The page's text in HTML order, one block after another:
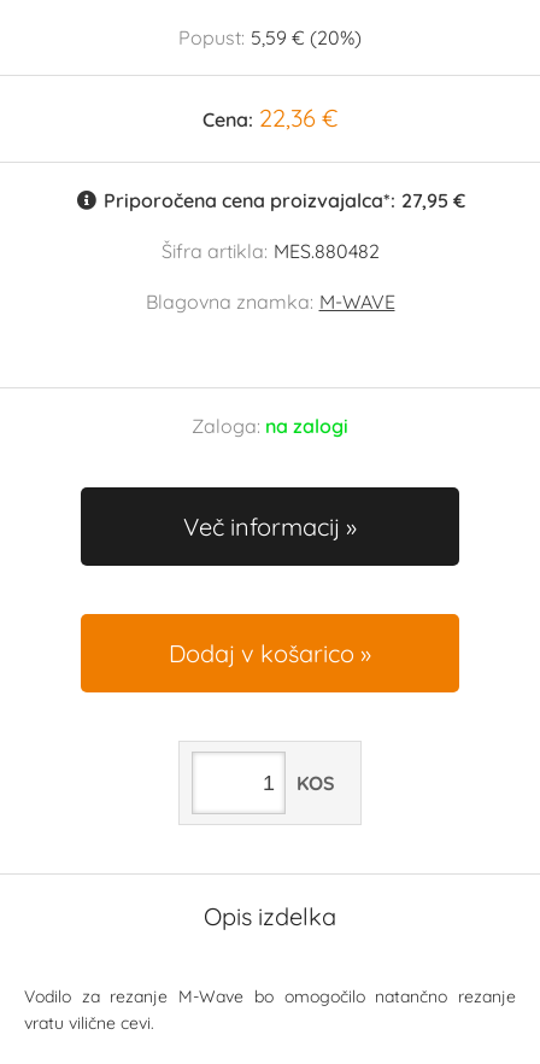
Popust: 5,59 € (20%)
Cena: 22,36 €
Priporočena cena proizvajalca*: 27,95 €
Šifra artikla: MES.880482
Blagovna znamka: M-WAVE
Zaloga: na zalogi
Več informacij
Dodaj v košarico
KOS
Opis izdelka
Vodilo za rezanje M-Wave bo omogočilo natančno rezanje
vratu vilične cevi.